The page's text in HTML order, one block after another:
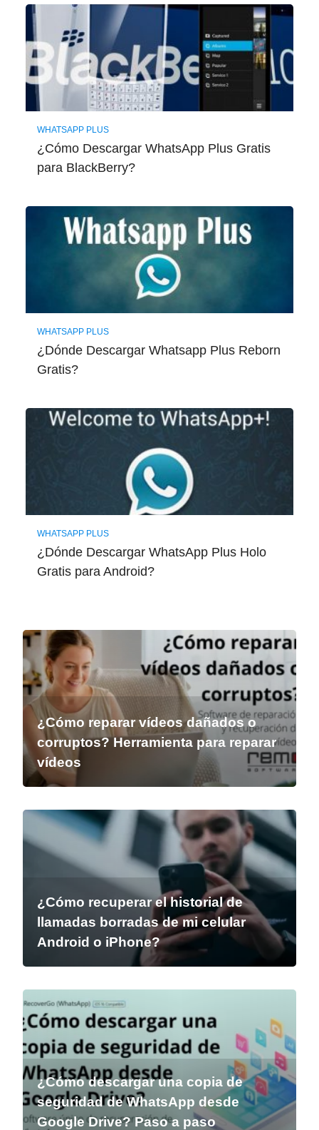
WHATSAPP PLUS
¿Cómo Descargar WhatsApp Plus Gratis
para BlackBerry?
WHATSAPP PLUS
¿Dónde Descargar Whatsapp Plus Reborn
Gratis?
WHATSAPP PLUS
¿Dónde Descargar WhatsApp Plus Holo
Gratis para Android?
¿Cómo reparar vídeos dañados o
corruptos? Herramienta para reparar
vídeos
¿Cómo recuperar el historial de
llamadas borradas de mi celular
Android o iPhone?
¿Cómo descargar una copia de
seguridad de WhatsApp desde
Google Drive? Paso a paso